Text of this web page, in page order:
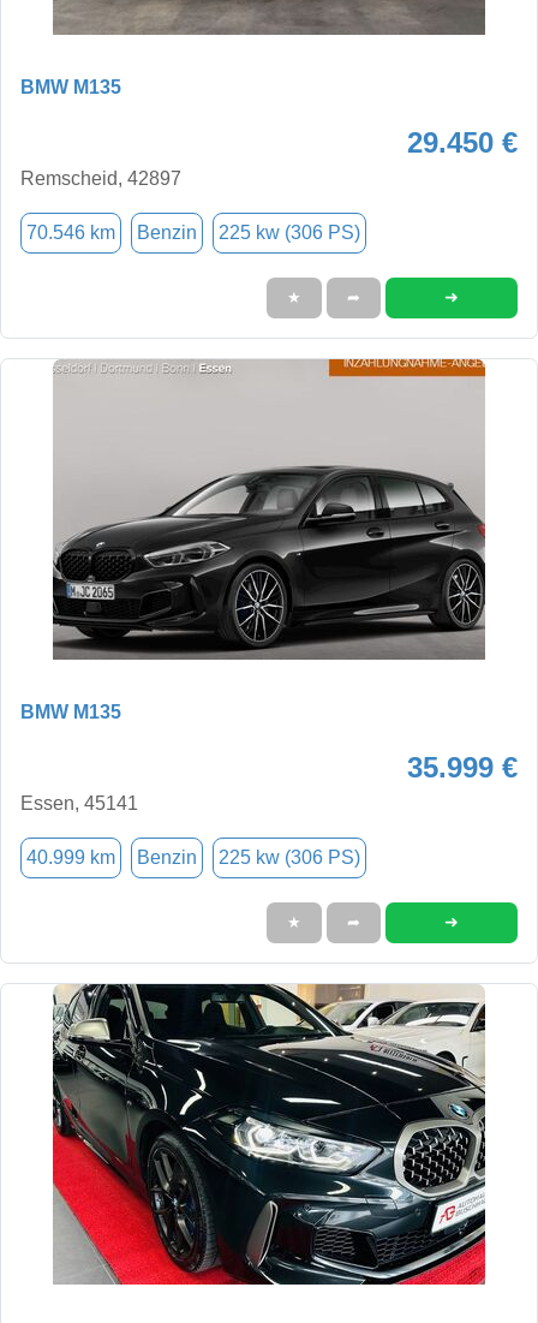
BMW M135
29.450 €
Remscheid, 42897
70.546 km Benzin 225 kw (306 PS)
★ ➦ ➜
BMW M135
35.999 €
Essen, 45141
40.999 km Benzin 225 kw (306 PS)
★ ➦ ➜